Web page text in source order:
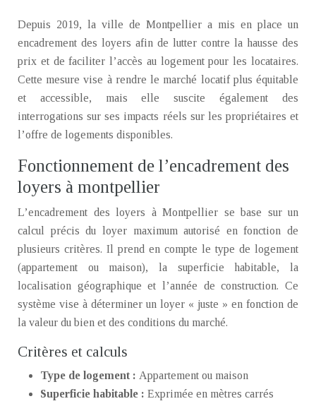
Depuis 2019, la ville de Montpellier a mis en place un
encadrement des loyers afin de lutter contre la hausse des
prix et de faciliter l’accès au logement pour les locataires.
Cette mesure vise à rendre le marché locatif plus équitable
et accessible, mais elle suscite également des
interrogations sur ses impacts réels sur les propriétaires et
l’offre de logements disponibles.
Fonctionnement de l’encadrement des
loyers à montpellier
L’encadrement des loyers à Montpellier se base sur un
calcul précis du loyer maximum autorisé en fonction de
plusieurs critères. Il prend en compte le type de logement
(appartement ou maison), la superficie habitable, la
localisation géographique et l’année de construction. Ce
système vise à déterminer un loyer « juste » en fonction de
la valeur du bien et des conditions du marché.
Critères et calculs
Type de logement : Appartement ou maison
Superficie habitable : Exprimée en mètres carrés